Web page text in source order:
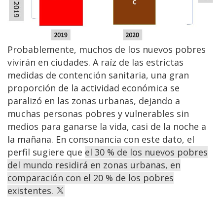
Probablemente, muchos de los nuevos pobres
vivirán en ciudades. A raíz de las estrictas
medidas de contención sanitaria, una gran
proporción de la actividad económica se
paralizó en las zonas urbanas, dejando a
muchas personas pobres y vulnerables sin
medios para ganarse la vida, casi de la noche a
la mañana. En consonancia con este dato, el
perfil sugiere que el 30 % de los nuevos pobres
del mundo residirá en zonas urbanas, en
comparación con el 20 % de los pobres
existentes.